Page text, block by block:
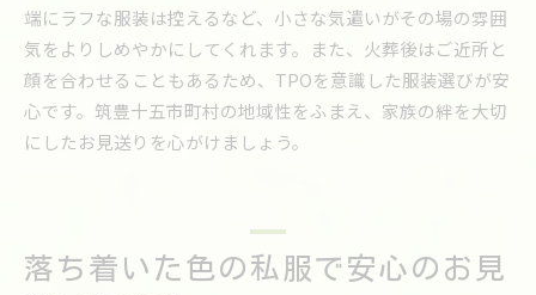
端にラフな服装は控えるなど、小さな気遣いがその場の雰囲
気をよりしめやかにしてくれます。また、火葬後はご近所と
顔を合わせることもあるため、TPOを意識した服装選びが安
心です。筑豊十五市町村の地域性をふまえ、家族の絆を大切
にしたお見送りを心がけましょう。
落ち着いた色の私服で安心のお見